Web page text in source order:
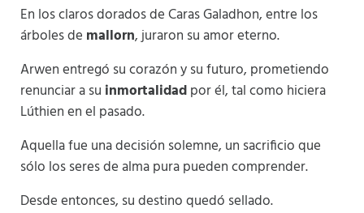
En los claros dorados de Caras Galadhon, entre los
árboles de mallorn, juraron su amor eterno.
Arwen entregó su corazón y su futuro, prometiendo
renunciar a su inmortalidadpor él, tal como hiciera
Lúthien en el pasado.
Aquella fue una decisión solemne, un sacrificio que
sólo los seres de alma pura pueden comprender.
Desde entonces, su destino quedó sellado.